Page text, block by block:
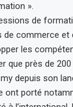
».
de
de commerce et
les
que près de
depuis son
ont porté